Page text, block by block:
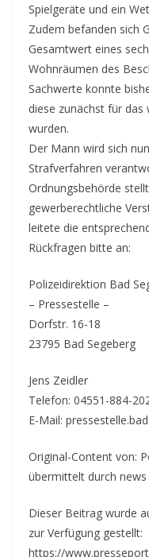
Spielgeräte und ein
Zudem befanden sich
Gesamtwert eines
Wohnräumen des
Sachwerte konnte
diese zunächst für
wurden.
Der Mann wird sich
Strafverfahren
Ordnungsbehörde
gewerberechtliche
leitete die
Rückfragen bitte an:
Polizeidirektion Bad
– Pressestelle –
Dorfstr. 16-18
23795 Bad Segeberg
Jens Zeidler
Telefon: 04551-884-
E-Mail:
Original-Content von:
übermittelt durch news
Dieser Beitrag wurde
zur Verfügung gestellt:
https://